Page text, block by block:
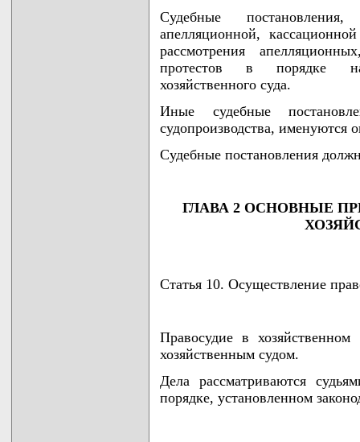
Судебные
апелляционной,
рассмотрения
протестов в порядке
хозяйственного суда.
Иные судебные
судопроизводства, именуются
Судебные постановления
ГЛАВА 2 ОСНОВНЫЕ
Статья 10. Осуществление
Правосудие в хозяйственном
хозяйственным судом.
Дела рассматриваются
порядке, установленном